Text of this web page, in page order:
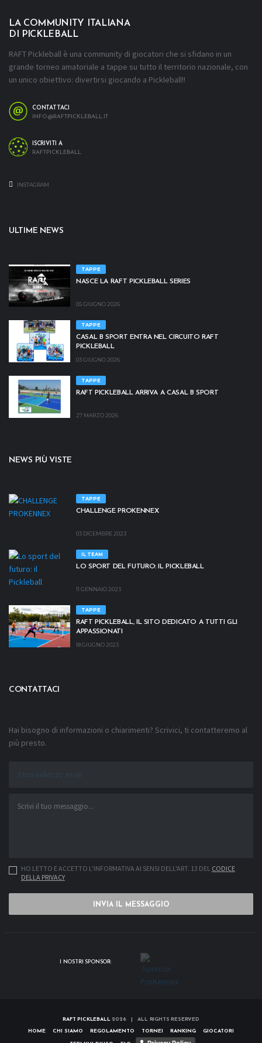
LA COMMUNITY ITALIANA
DI PICKLEBALL
RAFT Pickleball è una community di giocatori che si sfidano in un
grande torneo amatoriale a tappe su tutto il territorio nazionale, con
un unico obiettivo: divertirsi giocando a Pickleball!!
CONTATTACI
INFO@RAFTPICKLEBALL.IT
ISCRIVITI A
RAFTPICKLEBALL
INSTAGRAM
ULTIME NEWS
TAPPE
NASCE LA RAFT PICKLEBALL SERIES
05 GIUGNO 2026
TAPPE
CASAL B SPORT ENTRA NEL CIRCUITO RAFT
PICKLEBALL
03 GIUGNO 2026
TAPPE
RAFT PICKLEBALL ARRIVA A CASAL B SPORT
27 MARZO 2026
NEWS PIÙ VISTE
TAPPE
CHALLENGE PROKENNEX
03 DICEMBRE 2023
IL TEAM
LO SPORT DEL FUTURO: IL PICKLEBALL
11 GENNAIO 2023
TAPPE
RAFT PICKLEBALL, IL SITO DEDICATO A TUTTI GLI
APPASSIONATI
18 GIUGNO 2023
CONTATTACI
Hai bisogno di informazioni o chiarimenti? Scrivici, ti contatteremo al
più presto.
HO LETTO E ACCETTO L'INFORMATIVA AI SENSI DELL'ART. 13 DEL CODICE
DELLA PRIVACY
INVIA IL MESSAGGIO
I NOSTRI SPONSOR:
RAFT PICKLEBALL 2026 | ALL RIGHTS RESERVED
HOME CHI SIAMO REGOLAMENTO TORNEI RANKING GIOCATORI